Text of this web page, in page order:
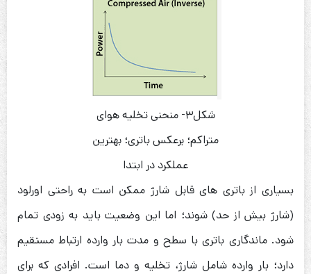
شکل۳- منحنی تخلیه هوای
متراکم؛ برعکس باتری؛ بهترین
عملکرد در ابتدا
بسیاری از باتری های قابل شارژ ممکن است به راحتی اورلود
(شارژ بیش از حد) شوند؛ اما این وضعیت باید به زودی تمام
شود. ماندگاری باتری با سطح و مدت بار وارده ارتباط مستقیم
دارد؛ بار وارده شامل شارژ، تخلیه و دما است. افرادی که برای